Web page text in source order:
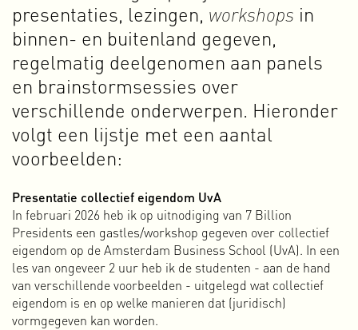
dat op een eerlijke manier voor iedereen doen. We hebben
mensen nodig die zichzelf vanuit decommonsen
coöperatieve gedachte organiseren en de overheid en het
bedrijfsleven aansporen om te handelen vanuit intenties die
aansluiten bij onze plicht om de aarde in gezonde staat
achter te laten. Dat kunnen we en dat moeten we!
Ik wil werken voor/met mensen, organisaties, overheden en
bedrijven met een missie die aansluit op deze intentie om er
alles aan te doen om het leven beter, gezonder en eerlijker
op aarde. Het zal niet van de ene dag op de andere dag
gebeuren, maar ik ben ervan overtuigd dat we samen een
nieuw collectief toekomstbeeld kunnen scheppen. Een
nieuw narratief waarin we succes, vrijheid en geluk niet
meer afmeten aan hoeveel geld en macht we hebben voor
de bevrediging van al onze behoeftes maar aan dingen die
er echt toe doen.
presentaties, lezingen,workshops in
binnen- en buitenland gegeven,
regelmatig deelgenomen aan panels
en brainstormsessies over
verschillende onderwerpen. Hieronder
volgt een lijstje met een aantal
voorbeelden:
Presentatie collectief eigendom UvA
In februari 2026 heb ik op uitnodiging van 7 Billion
Presidents een gastles/workshop gegeven over collectief
eigendom op de Amsterdam Business School (UvA). In een
les van ongeveer 2 uur heb ik de studenten - aan de hand
van verschillende voorbeelden - uitgelegd wat collectief
eigendom is en op welke manieren dat (juridisch)
vormgegeven kan worden.